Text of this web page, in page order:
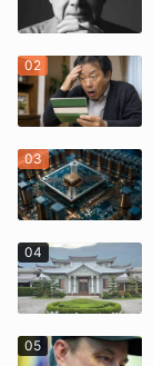
02
03
04
05